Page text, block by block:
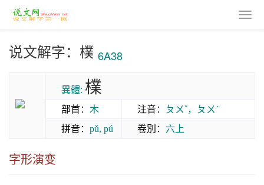
说文解字：樸 6A38
異體: 檏
部首： 木 注音：
ㄆㄨˇ，ㄆㄨˊ
拼音： pǔ, pú 卷別： 六上
字形演变